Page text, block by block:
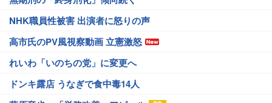
NHK職員性被害 出演者に怒りの声
高市氏のPV風視察動画 立憲激怒
れいわ「いのちの党」に変更へ
ドンキ露店 うなぎで食中毒14人